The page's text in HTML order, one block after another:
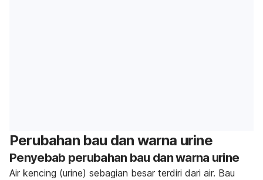
Perubahan bau dan warna urine
Penyebab perubahan bau dan warna urine
Air kencing (urine) sebagian besar terdiri dari air. Bau